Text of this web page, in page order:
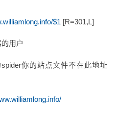
$1 [R=301,L]
用户
你的站点文件不在此地址